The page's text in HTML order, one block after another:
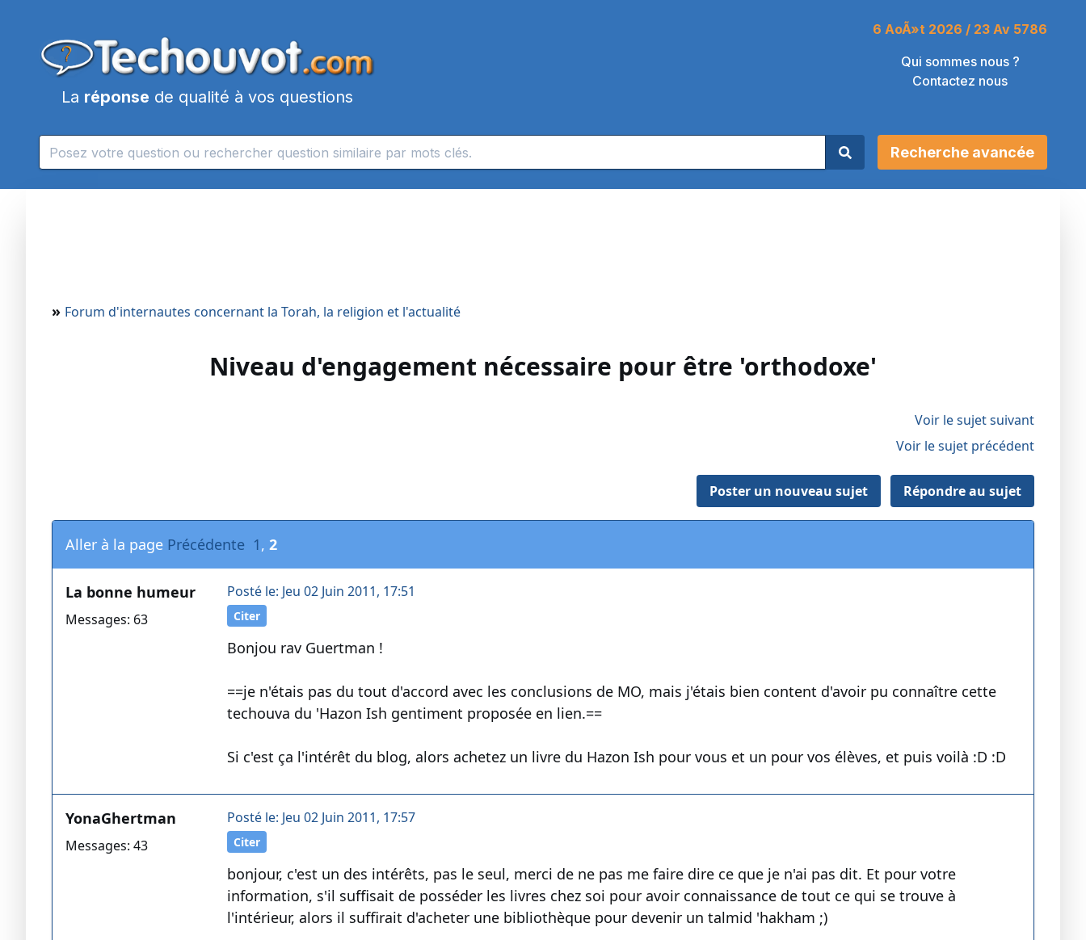
La réponse de qualité à vos questions
6 AoÃ»t 2026 / 23 Av 5786
Qui sommes nous ?
Contactez nous
Recherche avancée
» Forum d'internautes concernant la Torah, la religion et l'actualité
Niveau d'engagement nécessaire pour être 'orthodoxe'
Voir le sujet suivant
Voir le sujet précédent
Poster un nouveau sujet Répondre au sujet
Aller à la page Précédente 1, 2
La bonne humeur
Messages: 63
Posté le: Jeu 02 Juin 2011, 17:51
Citer
Bonjou rav Guertman !
==je n'étais pas du tout d'accord avec les conclusions de MO, mais j'étais bien content d'avoir pu connaître cette
techouva du 'Hazon Ish gentiment proposée en lien.==
Si c'est ça l'intérêt du blog, alors achetez un livre du Hazon Ish pour vous et un pour vos élèves, et puis voilà :D :D
YonaGhertman
Messages: 43
Posté le: Jeu 02 Juin 2011, 17:57
Citer
bonjour, c'est un des intérêts, pas le seul, merci de ne pas me faire dire ce que je n'ai pas dit. Et pour votre
information, s'il suffisait de posséder les livres chez soi pour avoir connaissance de tout ce qui se trouve à
l'intérieur, alors il suffirait d'acheter une bibliothèque pour devenir un talmid 'hakham ;)